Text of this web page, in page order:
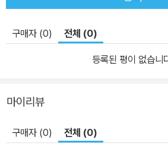
구매자 (0) 전체 (0)
등록된 평이 없습니
마이리뷰
구매자 (0) 전체 (0)